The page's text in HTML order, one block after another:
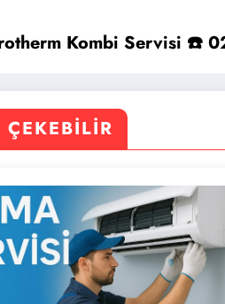
Kombi Servisi ☎️